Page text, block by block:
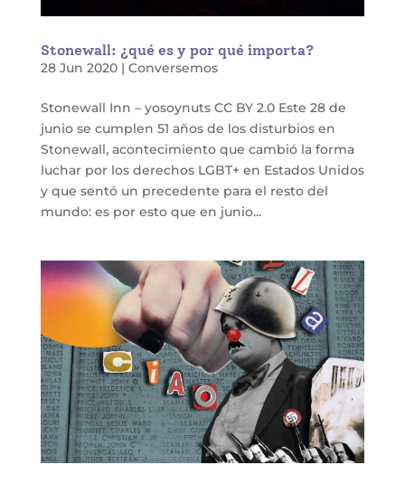
Stonewall: ¿qué es y por qué importa?
28 Jun 2020| Conversemos
Stonewall Inn – yosoynuts CC BY 2.0 Este 28 de
junio se cumplen 51 años de los disturbios en
Stonewall, acontecimiento que cambió la forma
luchar por los derechos LGBT+ en Estados Unidos
y que sentó un precedente para el resto del
mundo: es por esto que en junio...